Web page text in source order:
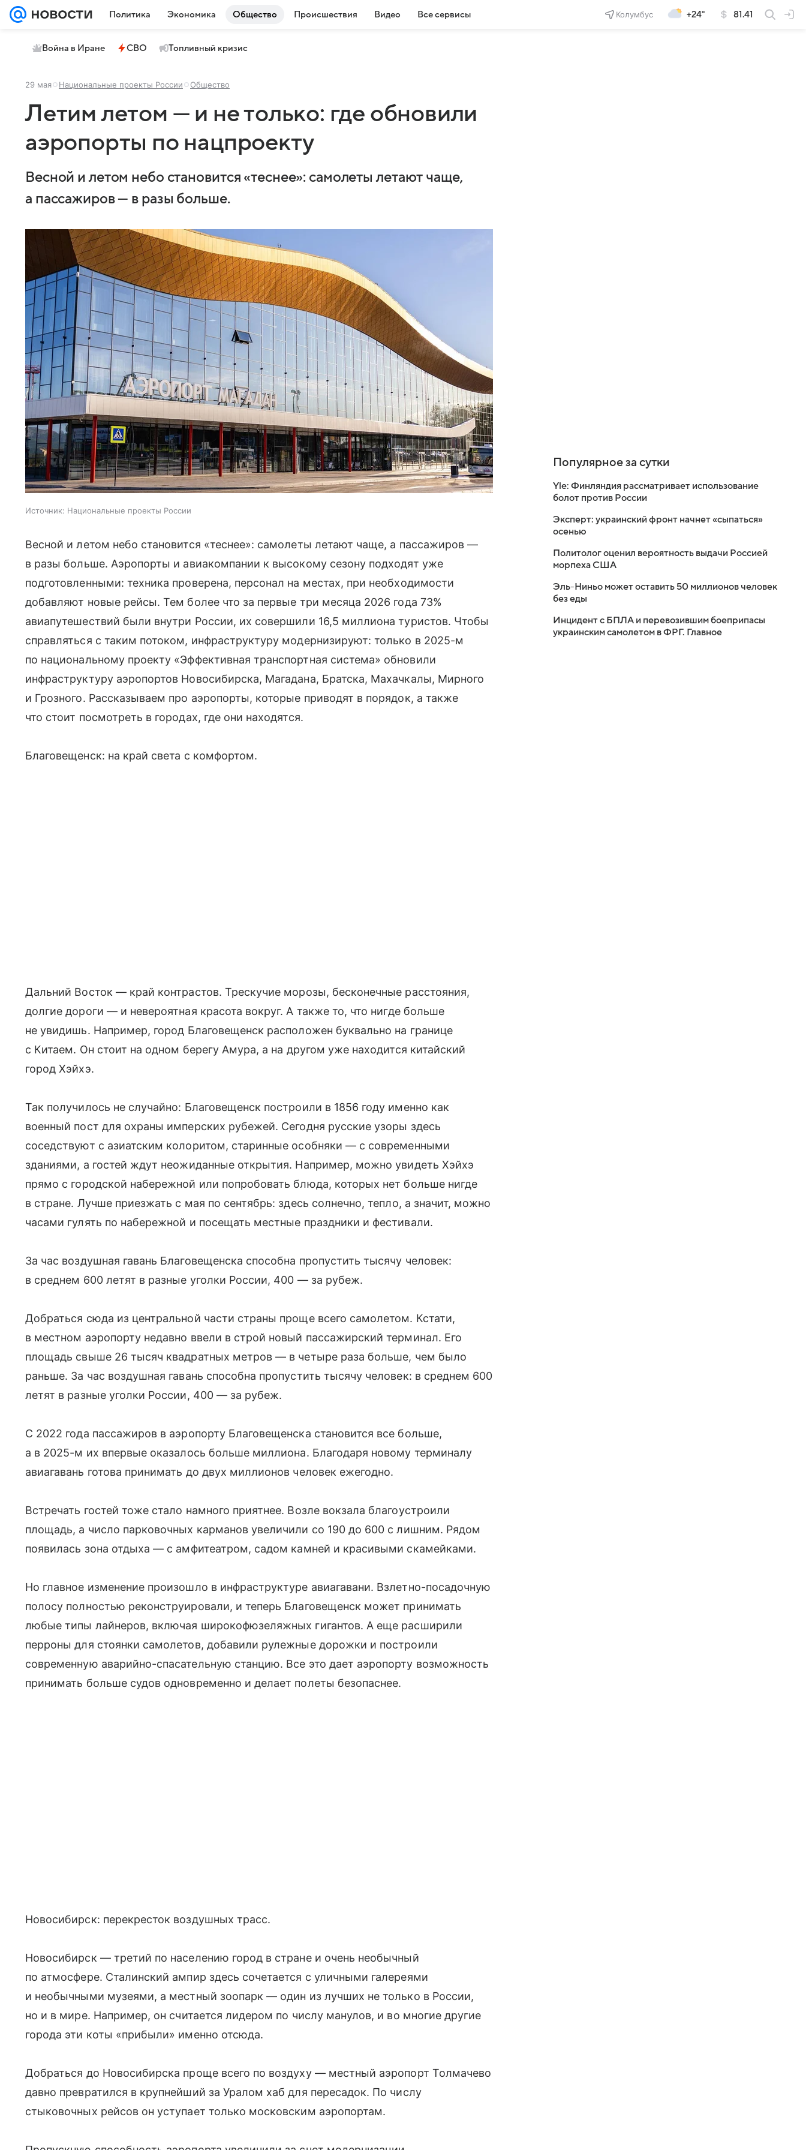
Политика Экономика Общество Происшествия Видео Все сервисы Колумбус +24° 81.41
Война в Иране СВО Топливный кризис
29 мая Национальные проекты России Общество
Летим летом — и не только: где обновили
аэропорты по нацпроекту
Весной и летом небо становится «теснее»: самолеты летают чаще,
а пассажиров — в разы больше.
Источник: Национальные проекты России
Весной и летом небо становится «теснее»: самолеты летают чаще, а пассажиров —
в разы больше. Аэропорты и авиакомпании к высокому сезону подходят уже
подготовленными: техника проверена, персонал на местах, при необходимости
добавляют новые рейсы. Тем более что за первые три месяца 2026 года 73%
авиапутешествий были внутри России, их совершили 16,5 миллиона туристов. Чтобы
справляться с таким потоком, инфраструктуру модернизируют: только в 2025-м
по национальному проекту «Эффективная транспортная система» обновили
инфраструктуру аэропортов Новосибирска, Магадана, Братска, Махачкалы, Мирного
и Грозного. Рассказываем про аэропорты, которые приводят в порядок, а также
что стоит посмотреть в городах, где они находятся.
Благовещенск: на край света с комфортом.
Дальний Восток — край контрастов. Трескучие морозы, бесконечные расстояния,
долгие дороги — и невероятная красота вокруг. А также то, что нигде больше
не увидишь. Например, город Благовещенск расположен буквально на границе
с Китаем. Он стоит на одном берегу Амура, а на другом уже находится китайский
город Хэйхэ.
Так получилось не случайно: Благовещенск построили в 1856 году именно как
военный пост для охраны имперских рубежей. Сегодня русские узоры здесь
соседствуют с азиатским колоритом, старинные особняки — с современными
зданиями, а гостей ждут неожиданные открытия. Например, можно увидеть Хэйхэ
прямо с городской набережной или попробовать блюда, которых нет больше нигде
в стране. Лучше приезжать с мая по сентябрь: здесь солнечно, тепло, а значит, можно
часами гулять по набережной и посещать местные праздники и фестивали.
За час воздушная гавань Благовещенска способна пропустить тысячу человек:
в среднем 600 летят в разные уголки России, 400 — за рубеж.
Добраться сюда из центральной части страны проще всего самолетом. Кстати,
в местном аэропорту недавно ввели в строй новый пассажирский терминал. Его
площадь свыше 26 тысяч квадратных метров — в четыре раза больше, чем было
раньше. За час воздушная гавань способна пропустить тысячу человек: в среднем 600
летят в разные уголки России, 400 — за рубеж.
С 2022 года пассажиров в аэропорту Благовещенска становится все больше,
а в 2025-м их впервые оказалось больше миллиона. Благодаря новому терминалу
авиагавань готова принимать до двух миллионов человек ежегодно.
Встречать гостей тоже стало намного приятнее. Возле вокзала благоустроили
площадь, а число парковочных карманов увеличили со 190 до 600 с лишним. Рядом
появилась зона отдыха — с амфитеатром, садом камней и красивыми скамейками.
Но главное изменение произошло в инфраструктуре авиагавани. Взлетно-посадочную
полосу полностью реконструировали, и теперь Благовещенск может принимать
любые типы лайнеров, включая широкофюзеляжных гигантов. А еще расширили
перроны для стоянки самолетов, добавили рулежные дорожки и построили
современную аварийно-спасательную станцию. Все это дает аэропорту возможность
принимать больше судов одновременно и делает полеты безопаснее.
Новосибирск: перекресток воздушных трасс.
Новосибирск — третий по населению город в стране и очень необычный
по атмосфере. Сталинский ампир здесь сочетается с уличными галереями
и необычными музеями, а местный зоопарк — один из лучших не только в России,
но и в мире. Например, он считается лидером по числу манулов, и во многие другие
города эти коты «прибыли» именно отсюда.
Добраться до Новосибирска проще всего по воздуху — местный аэропорт Толмачево
давно превратился в крупнейший за Уралом хаб для пересадок. По числу
стыковочных рейсов он уступает только московским аэропортам.
Популярное за сутки
Yle: Финляндия рассматривает использование
болот против России
Эксперт: украинский фронт начнет «сыпаться»
осенью
Политолог оценил вероятность выдачи Россией
морпеха США
Эль-Ниньо может оставить 50 миллионов человек
без еды
Инцидент с БПЛА и перевозившим боеприпасы
украинским самолетом в ФРГ. Главное